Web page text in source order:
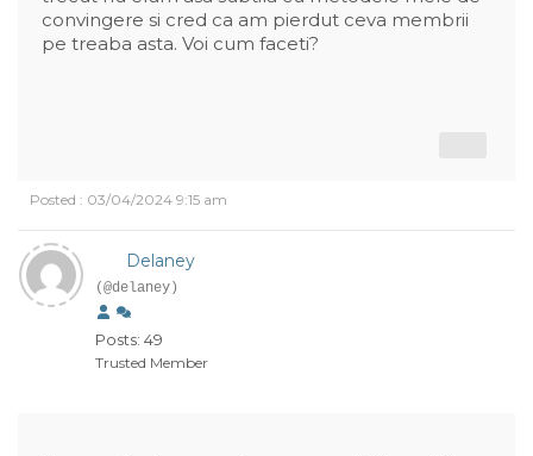
convingere si cred ca am pierdut ceva membrii
pe treaba asta. Voi cum faceti?
Posted : 03/04/2024 9:15 am
Delaney
(@delaney)
Posts: 49
Trusted Member